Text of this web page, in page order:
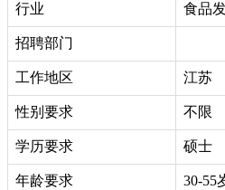
行业
食品
招聘部门
工作地区 江苏
性别要求 不限
学历要求 硕士
年龄要求 30-55